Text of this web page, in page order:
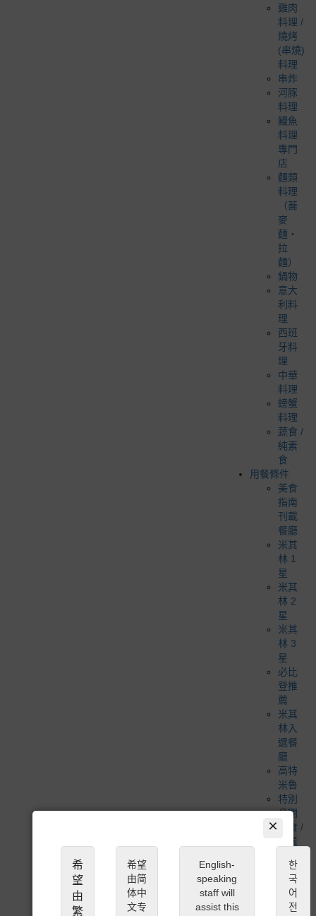
雞肉
料理 /
燒烤
(串燒)
料理
串炸
河豚
料理
鰻魚
料理
專門
店
麵類
料理
（蕎
麥
麵・
拉
麵）
鍋物
意大
利料
理
西班
牙料
理
中華
料理
螃蟹
料理
蔬食 /
純素
食
用餐條件
美食
指南
刊載
餐廳
米其
林 1
星
米其
林 2
星
米其
林 3
星
必比
登推
薦
米其
林入
選餐
廳
高特
米魯
特別
公開
蔬食 /
全素
清真 /
穆斯
林友
×
希
望
由
繁
希望
由简
体中
文专
English-
speaking
staff will
assist this
한
국
어
전